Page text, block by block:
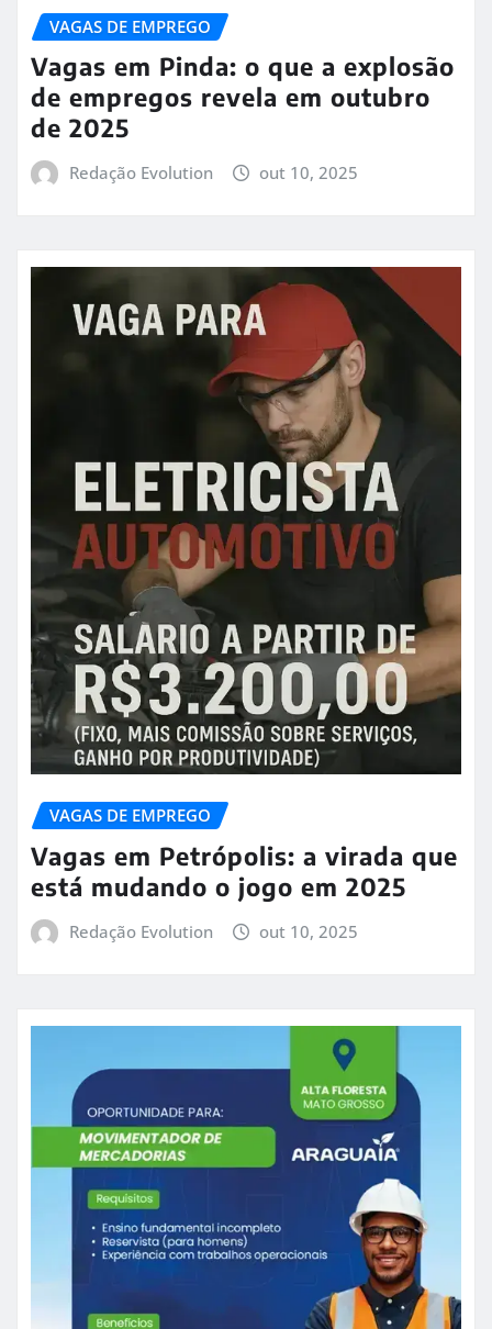
VAGAS DE EMPREGO
Vagas em Pinda: o que a explosão
de empregos revela em outubro
de 2025
Redação Evolution out 10, 2025
VAGAS DE EMPREGO
Vagas em Petrópolis: a virada que
está mudando o jogo em 2025
Redação Evolution out 10, 2025